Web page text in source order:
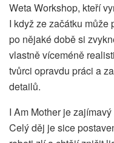
Weta Workshop, kteří
I když ze začátku může
po nějaké době si
vlastně víceméně
tvůrci opravdu práci a
detailů.
I Am Mother je
Celý děj je sice